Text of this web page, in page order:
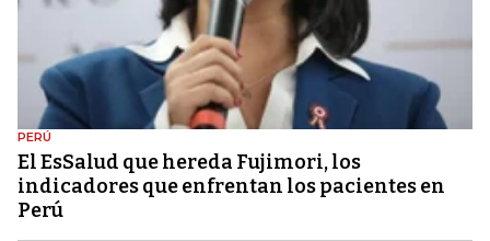
PERÚ
El EsSalud que hereda Fujimori, los
indicadores que enfrentan los pacientes en
Perú